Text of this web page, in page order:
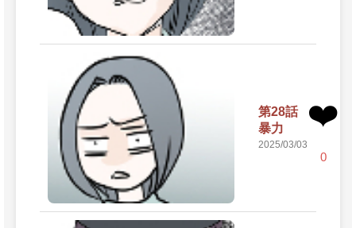
第28話
暴力
2025/03/03
❤️
0